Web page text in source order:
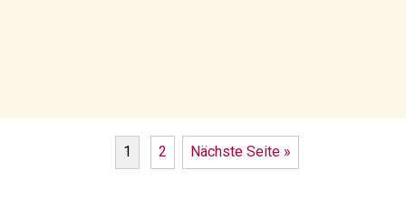
1 2 Nächste Seite »